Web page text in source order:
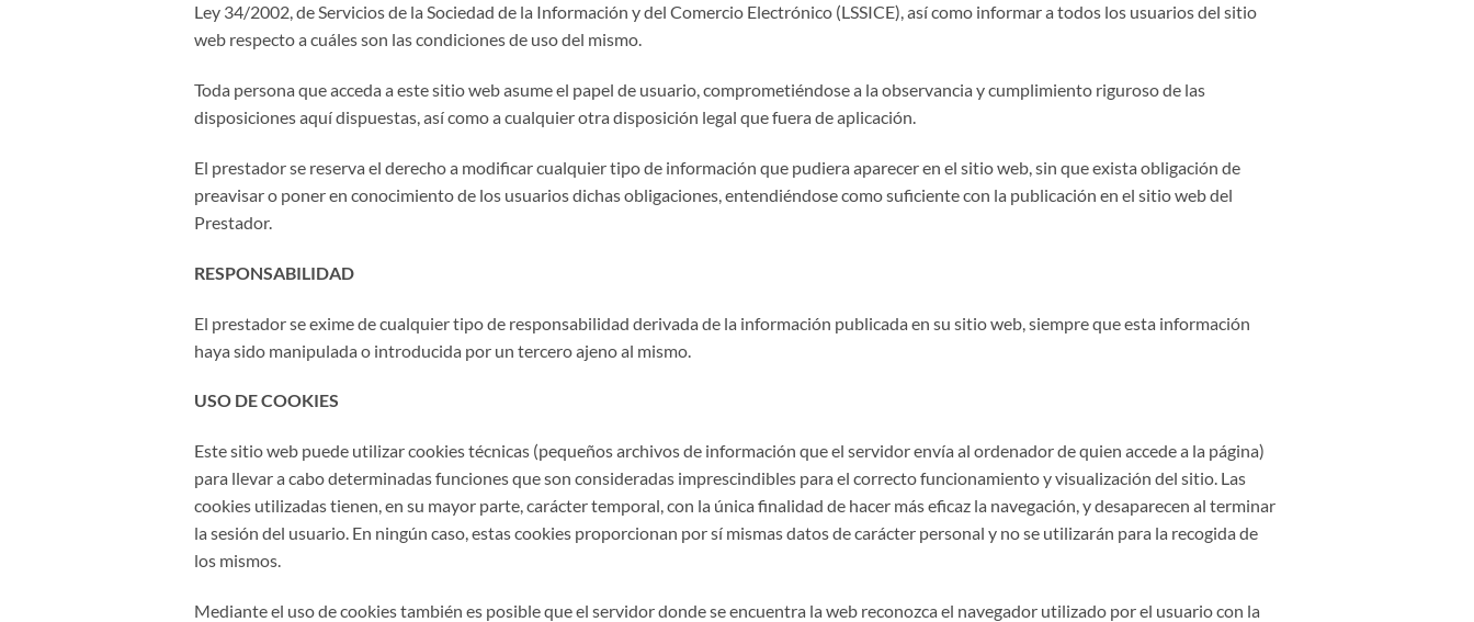
Ley 34/2002, de Servicios de la Sociedad de la Información y del Comercio Electrónico (LSSICE), así como informar a todos los usuarios del sitio
web respecto a cuáles son las condiciones de uso del mismo.
Toda persona que acceda a este sitio web asume el papel de usuario, comprometiéndose a la observancia y cumplimiento riguroso de las
disposiciones aquí dispuestas, así como a cualquier otra disposición legal que fuera de aplicación.
El prestador se reserva el derecho a modificar cualquier tipo de información que pudiera aparecer en el sitio web, sin que exista obligación de
preavisar o poner en conocimiento de los usuarios dichas obligaciones, entendiéndose como suficiente con la publicación en el sitio web del
Prestador.
RESPONSABILIDAD
El prestador se exime de cualquier tipo de responsabilidad derivada de la información publicada en su sitio web, siempre que esta información
haya sido manipulada o introducida por un tercero ajeno al mismo.
USO DE COOKIES
Este sitio web puede utilizar cookies técnicas (pequeños archivos de información que el servidor envía al ordenador de quien accede a la página)
para llevar a cabo determinadas funciones que son consideradas imprescindibles para el correcto funcionamiento y visualización del sitio. Las
cookies utilizadas tienen, en su mayor parte, carácter temporal, con la única finalidad de hacer más eficaz la navegación, y desaparecen al terminar
la sesión del usuario. En ningún caso, estas cookies proporcionan por sí mismas datos de carácter personal y no se utilizarán para la recogida de
los mismos.
Mediante el uso de cookies también es posible que el servidor donde se encuentra la web reconozca el navegador utilizado por el usuario con la